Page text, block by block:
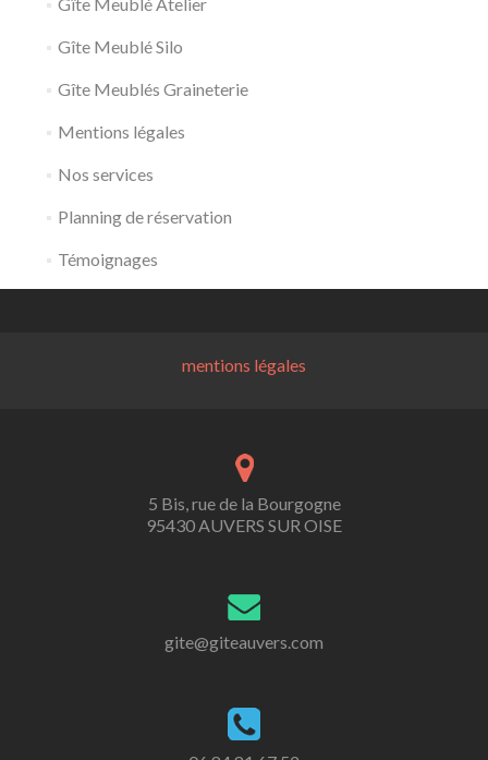
Gîte Meublé Silo
Gîte Meublés Graineterie
Mentions légales
Nos services
Planning de réservation
Témoignages
mentions légales
5 Bis, rue de la Bourgogne
95430 AUVERS SUR OISE
gite@giteauvers.com